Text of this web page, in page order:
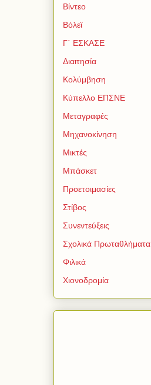
Βίντεο
Βόλεϊ
Γ΄ ΕΣΚΑΣΕ
Διαιτησία
Κολύμβηση
Κύπελλο ΕΠΣΝΕ
Μεταγραφές
Μηχανοκίνηση
Μικτές
Μπάσκετ
Προετοιμασίες
Στίβος
Συνεντεύξεις
Σχολικά Πρωταθλήματα
Φιλικά
Χιονοδρομία